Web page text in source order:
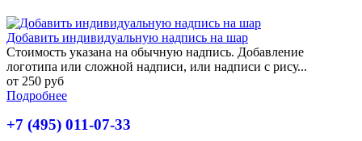
Добавить индивидуальную надпись на шар
Стоимость указана на обычную надпись. Добавление
логотипа или сложной надписи, или надписи с рису...
от 250 руб
Подробнее
+7 (495) 011-07-33